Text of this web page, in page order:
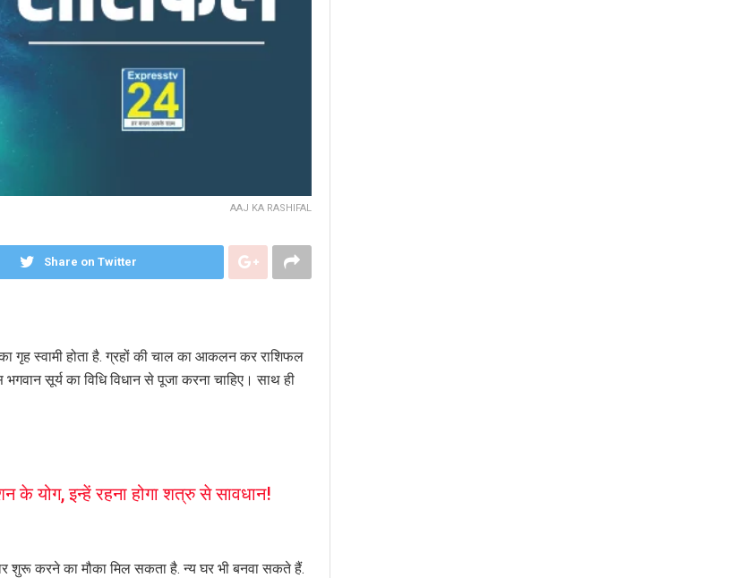
AAJ KA RASHIFAL
Share on Twitter
गृह स्वामी होता है. ग्रहों की चाल का आकलन कर राशिफल
सूर्य का विधि विधान से पूजा करना चाहिए। साथ ही
के योग, इन्हें रहना होगा शत्रु से सावधान!
शुरू करने का मौका मिल सकता है. न्य घर भी बनवा सकते हैं.